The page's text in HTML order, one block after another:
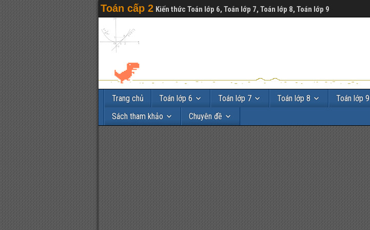
Toán cấp 2 Kiến thức Toán lớp 6, Toán lớp 7, Toán lớp 8, Toán lớp 9
Trang chủ Toán lớp 6 Toán lớp 7 Toán lớp 8 Toán lớp 9
Sách tham khảo
Chuyên đề